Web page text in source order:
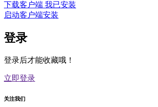
下载客户端 我已安装
启动客户端安装
登录
登录后才能收藏哦！
立即登录
关注我们